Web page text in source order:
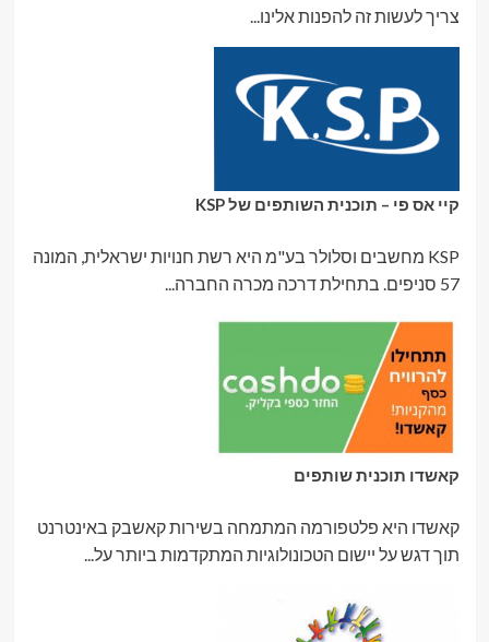
צריך לעשות זה להפנות אלינו...
קיי אס פי – תוכנית השותפים של KSP
KSP מחשבים וסלולר בע"מ היא רשת חנויות ישראלית, המונה
57 סניפים. בתחילת דרכה מכרה החברה...
קאשדו תוכנית שותפים
קאשדו היא פלטפורמה המתמחה בשירות קאשבק באינטרנט
תוך דגש על יישום הטכונולוגיות המתקדמות ביותר על...